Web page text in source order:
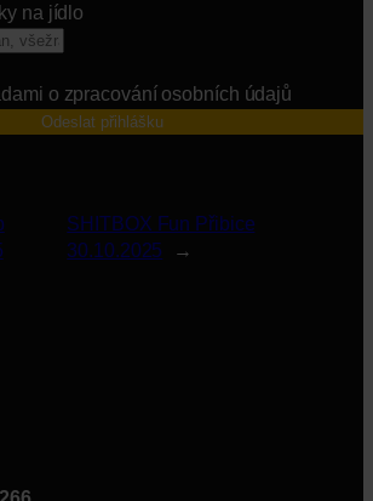
na jídlo
o zpracování osobních údajů
Odeslat přihlášku
SHITBOX Fun Přibice
30.10.2025
→